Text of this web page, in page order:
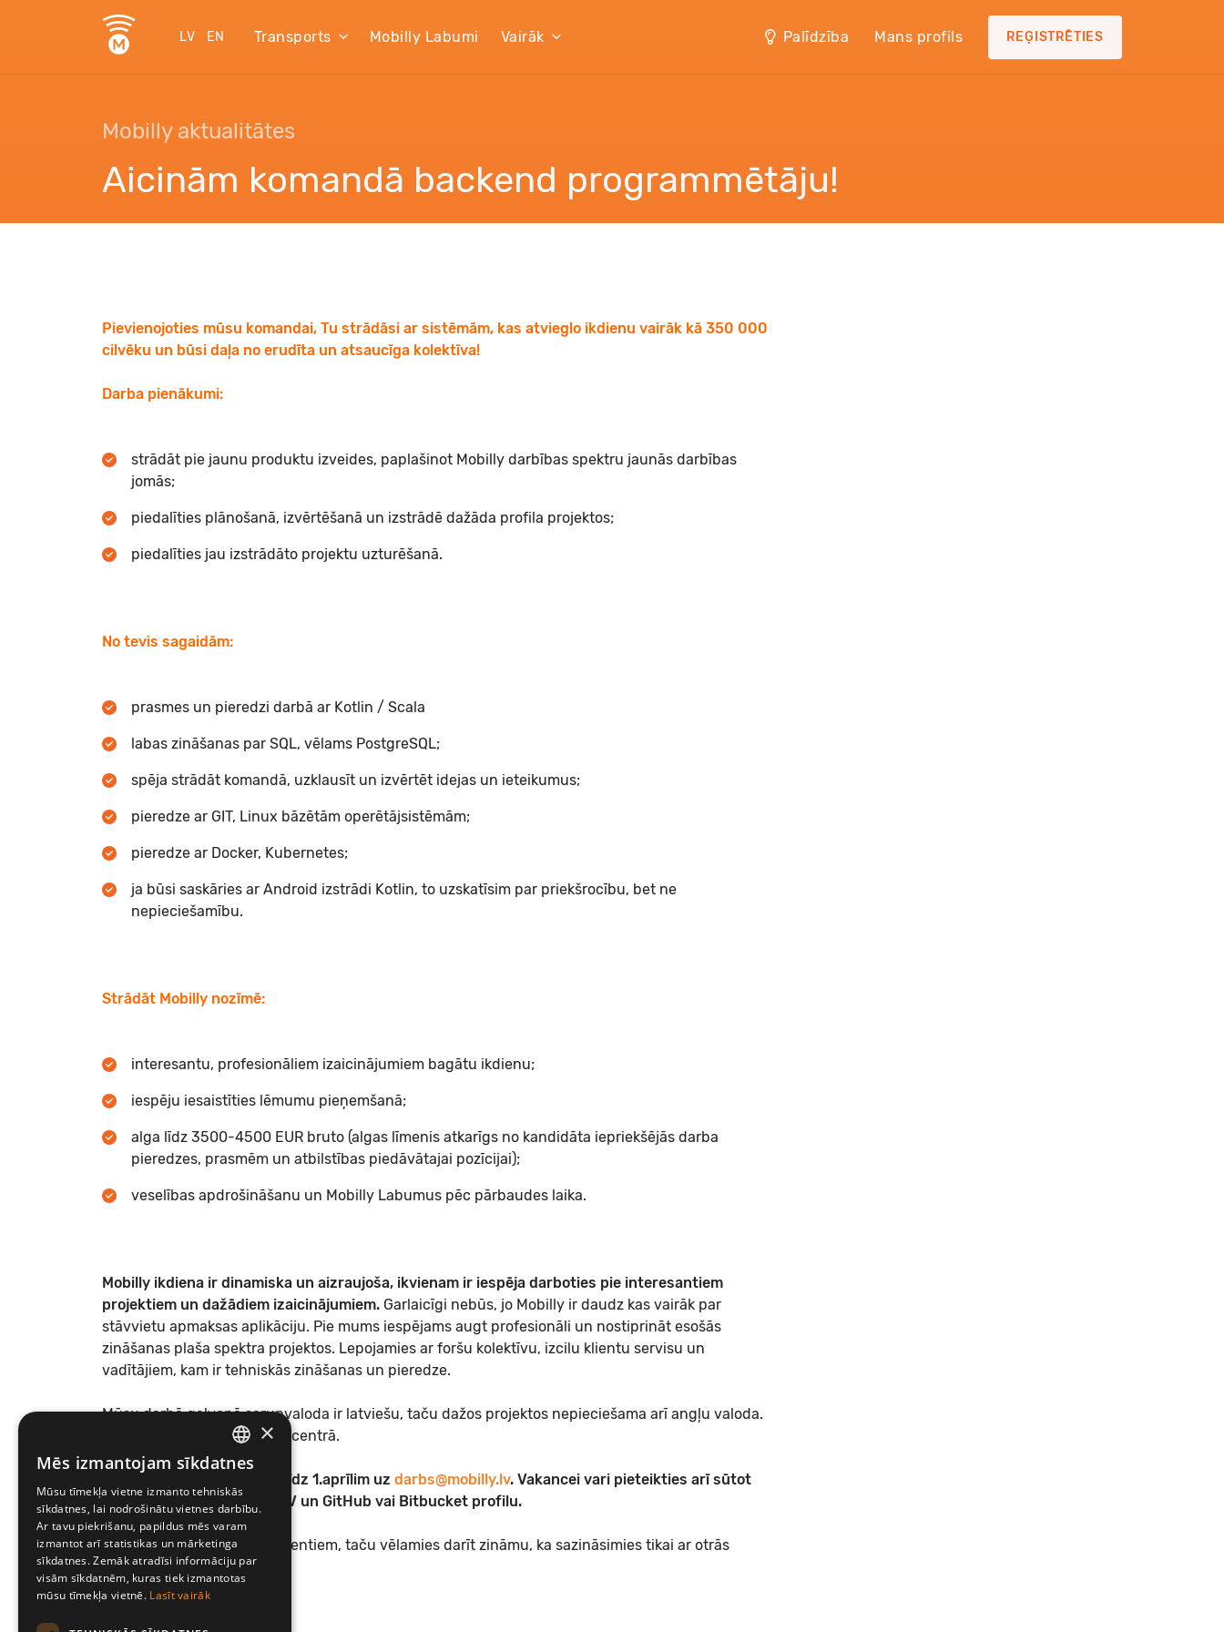
LV EN Transports Mobilly Labumi Vairāk Palīdzība Mans profils REĢISTRĒTIES
Mobilly aktualitātes
Aicinām komandā backend programmētāju!
Pievienojoties mūsu komandai, Tu strādāsi ar sistēmām, kas atvieglo ikdienu vairāk kā 350 000
cilvēku un būsi daļa no erudīta un atsaucīga kolektīva!
Darba pienākumi:
strādāt pie jaunu produktu izveides, paplašinot Mobilly darbības spektru jaunās darbības
jomās;
piedalīties plānošanā, izvērtēšanā un izstrādē dažāda profila projektos;
piedalīties jau izstrādāto projektu uzturēšanā.
No tevis sagaidām:
prasmes un pieredzi darbā ar Kotlin / Scala
labas zināšanas par SQL, vēlams PostgreSQL;
spēja strādāt komandā, uzklausīt un izvērtēt idejas un ieteikumus;
pieredze ar GIT, Linux bāzētām operētājsistēmām;
pieredze ar Docker, Kubernetes;
ja būsi saskāries ar Android izstrādi Kotlin, to uzskatīsim par priekšrocību, bet ne
nepieciešamību.
Strādāt Mobilly nozīmē:
interesantu, profesionāliem izaicinājumiem bagātu ikdienu;
iespēju iesaistīties lēmumu pieņemšanā;
alga līdz 3500-4500 EUR bruto (algas līmenis atkarīgs no kandidāta iepriekšējās darba
pieredzes, prasmēm un atbilstības piedāvātajai pozīcijai);
veselības apdrošināšanu un Mobilly Labumus pēc pārbaudes laika.
Mobilly ikdiena ir dinamiska un aizraujoša, ikvienam ir iespēja darboties pie interesantiem
projektiem un dažādiem izaicinājumiem. Garlaicīgi nebūs, jo Mobilly ir daudz kas vairāk par
stāvvietu apmaksas aplikāciju. Pie mums iespējams augt profesionāli un nostiprināt esošās
zināšanas plaša spektra projektos. Lepojamies ar foršu kolektīvu, izcilu klientu servisu un
vadītājiem, kam ir tehniskās zināšanas un pieredze.
Mūsu darbā galvenā sarunvaloda ir latviešu, taču dažos projektos nepieciešama arī angļu valoda.
Mobilly birojs atrodas Rīgas centrā.
Gaidīsim Tavu pieteikumu līdz 1.aprīlim uz darbs@mobilly.lv. Vakancei vari pieteikties arī sūtot
savu LinkedIn profilu vai CV un GitHub vai Bitbucket profilu.
Pateicamies visiem pretendentiem, taču vēlamies darīt zināmu, ka sazināsimies tikai ar otrās
atlases kārtas dalībniekiem.
LATVIAN
ENGLISH
×
Mēs izmantojam sīkdatnes
Mūsu tīmekļa vietne izmanto tehniskās
sīkdatnes, lai nodrošinātu vietnes darbību.
Ar tavu piekrišanu, papildus mēs varam
izmantot arī statistikas un mārketinga
sīkdatnes. Zemāk atradīsi informāciju par
visām sīkdatnēm, kuras tiek izmantotas
mūsu tīmekļa vietnē. Lasīt vairāk